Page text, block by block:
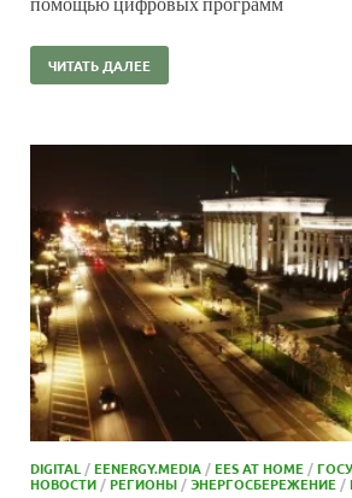
ЧИТАТЬ ДАЛЕЕ
DIGITAL /EENERGY.MEDIA /EES AT HOME /
НОВОСТИ /РЕГИОНЫ /ЭНЕРГОСБЕРЕЖЕНИЕ /